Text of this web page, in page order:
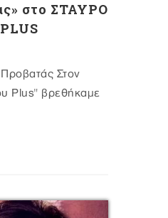
στο ΣΤΑΥΡΟ
Στον
Plus" βρεθήκαμε